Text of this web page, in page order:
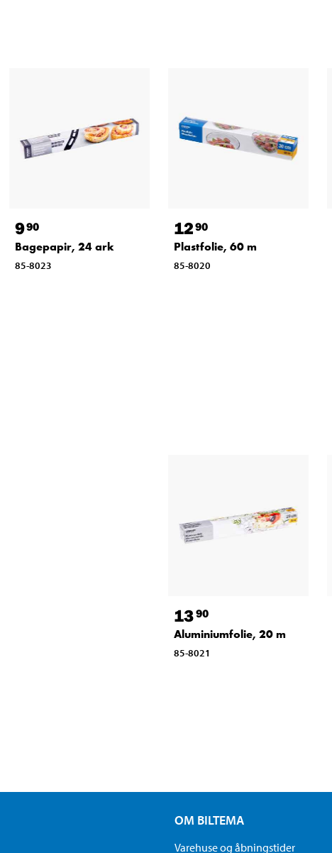
990
Bagepapir, 24 ark
85-8023
1290
Plastfolie, 60 m
85-8020
1390
Aluminiumfolie, 20 m
85-8021
OM BILTEMA
Varehuse og åbningstider